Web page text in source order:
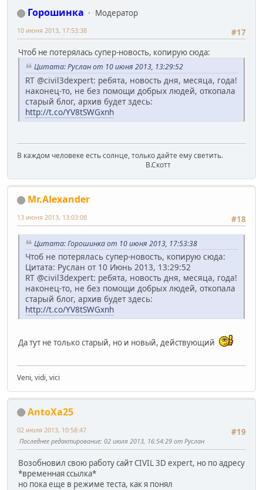
Горошинка
Модератор
#17
10 июня 2013, 17:53:38
Чтоб не потерялась супер-новость, копирую сюда:
Цитата: Руслан от 10 июня 2013, 13:29:52
RT @civil3dexpert: ребята, новость дня, месяца, года!
наконец-то, не без помощи добрых людей, откопала
старый блог, архив будет здесь:
http://t.co/YV8tSWGxnh
В каждом человеке есть солнце, только дайте ему светить.
В.Скотт
Mr.Alexander
#18
13 июня 2013, 13:03:08
Цитата: Горошинка от 10 июня 2013, 17:53:38
Чтоб не потерялась супер-новость, копирую сюда:
Цитата: Руслан от 10 Июнь 2013, 13:29:52
RT @civil3dexpert: ребята, новость дня, месяца, года!
наконец-то, не без помощи добрых людей, откопала
старый блог, архив будет здесь:
http://t.co/YV8tSWGxnh
Да тут не только старый, но и новый, действующий
Veni, vidi, vici
AntoXa25
#19
02 июля 2013, 10:58:47
Последнее редактирование: 02 июля 2013, 16:54:29 от Руслан
Возобновил свою работу сайт CIVIL 3D expert, но по адресу
*временная ссылка*
но пока еще в режиме теста, как я понял